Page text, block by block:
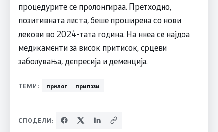
процедурите се пролонгираа. Претходно,
позитивната листа, беше проширена со нови
лекови во 2024-тата година. На ннеа се најдоа
медикаменти за висок притисок, срцеви
заболувања, депресија и деменција.
ТЕМИ: прилог прилози
СПОДЕЛИ: